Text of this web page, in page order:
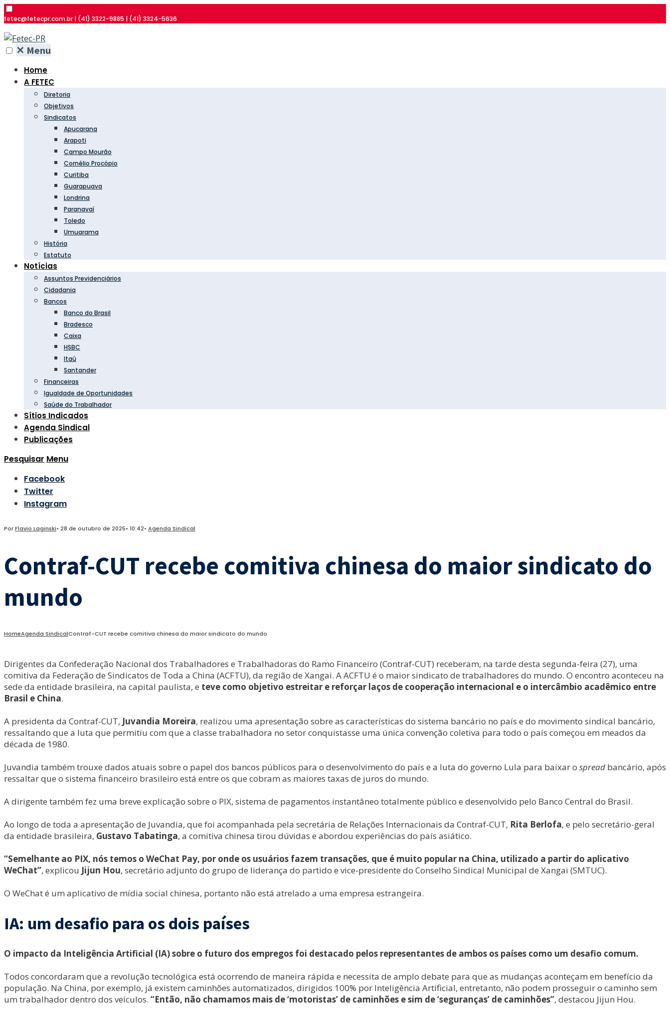
fetec@fetecpr.com.br | (41) 3322-9885 | (41) 3324-5636
✕ Menu
Home
A FETEC
Diretoria
Objetivos
Sindicatos
Apucarana
Arapoti
Campo Mourão
Cornélio Procópio
Curitiba
Guarapuava
Londrina
Paranavaí
Toledo
Umuarama
História
Estatuto
Notícias
Assuntos Previdenciários
Cidadania
Bancos
Banco do Brasil
Bradesco
Caixa
HSBC
Itaú
Santander
Financeiras
Igualdade de Oportunidades
Saúde do Trabalhador
Sítios Indicados
Agenda Sindical
Publicações
Pesquisar Menu
Facebook
Twitter
Instagram
PorFlavio Laginski• 28 de outubro de 2025• 10:42• Agenda Sindical
Contraf-CUT recebe comitiva chinesa do maior sindicato do
mundo
HomeAgenda SindicalContraf-CUT recebe comitiva chinesa do maior sindicato do mundo
Dirigentes da Confederação Nacional dos Trabalhadores e Trabalhadoras do Ramo Financeiro (Contraf-CUT) receberam, na tarde desta segunda-feira (27), uma
comitiva da Federação de Sindicatos de Toda a China (ACFTU), da região de Xangai. A ACFTU é o maior sindicato de trabalhadores do mundo. O encontro aconteceu na
sede da entidade brasileira, na capital paulista, e teve como objetivo estreitar e reforçar laços de cooperação internacional e o intercâmbio acadêmico entre
Brasil e China.
A presidenta da Contraf-CUT, Juvandia Moreira, realizou uma apresentação sobre as características do sistema bancário no país e do movimento sindical bancário,
ressaltando que a luta que permitiu com que a classe trabalhadora no setor conquistasse uma única convenção coletiva para todo o país começou em meados da
década de 1980.
Juvandia também trouxe dados atuais sobre o papel dos bancos públicos para o desenvolvimento do país e a luta do governo Lula para baixar o spread bancário, após
ressaltar que o sistema financeiro brasileiro está entre os que cobram as maiores taxas de juros do mundo.
A dirigente também fez uma breve explicação sobre o PIX, sistema de pagamentos instantâneo totalmente público e desenvolvido pelo Banco Central do Brasil.
Ao longo de toda a apresentação de Juvandia, que foi acompanhada pela secretária de Relações Internacionais da Contraf-CUT, Rita Berlofa, e pelo secretário-geral
da entidade brasileira, Gustavo Tabatinga, a comitiva chinesa tirou dúvidas e abordou experiências do país asiático.
“Semelhante ao PIX, nós temos o WeChat Pay, por onde os usuários fazem transações, que é muito popular na China, utilizado a partir do aplicativo
WeChat”, explicou Jijun Hou, secretário adjunto do grupo de liderança do partido e vice-presidente do Conselho Sindical Municipal de Xangai (SMTUC).
O WeChat é um aplicativo de mídia social chinesa, portanto não está atrelado a uma empresa estrangeira.
IA: um desafio para os dois países
O impacto da Inteligência Artificial (IA) sobre o futuro dos empregos foi destacado pelos representantes de ambos os países como um desafio comum.
Todos concordaram que a revolução tecnológica está ocorrendo de maneira rápida e necessita de amplo debate para que as mudanças aconteçam em benefício da
população. Na China, por exemplo, já existem caminhões automatizados, dirigidos 100% por Inteligência Artificial, entretanto, não podem prosseguir o caminho sem
um trabalhador dentro dos veículos. “Então, não chamamos mais de ‘motoristas’ de caminhões e sim de ‘seguranças’ de caminhões”, destacou Jijun Hou.